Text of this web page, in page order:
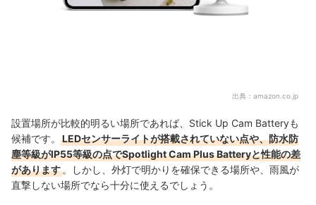
出典： amazon.co.jp
設置場所が比較的明るい場所であれば、Stick Up Cam Batteryも
候補です。
LEDセンサーライトが搭載されていない点や、防水防
塵等級がIP55等級の点でSpotlight Cam Plus Batteryと性能の差
があります。しかし、外灯で明かりを確保できる場所や、雨風が
直撃しない場所でなら十分に使えるでしょう。